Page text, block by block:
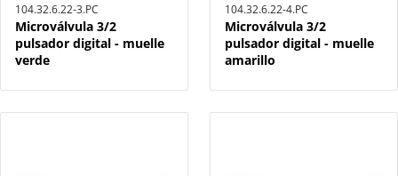
104.32.6.22-3.PC
Microválvula 3/2
pulsador digital - muelle
verde
104.32.6.22-4.PC
Microválvula 3/2
pulsador digital - muelle
amarillo